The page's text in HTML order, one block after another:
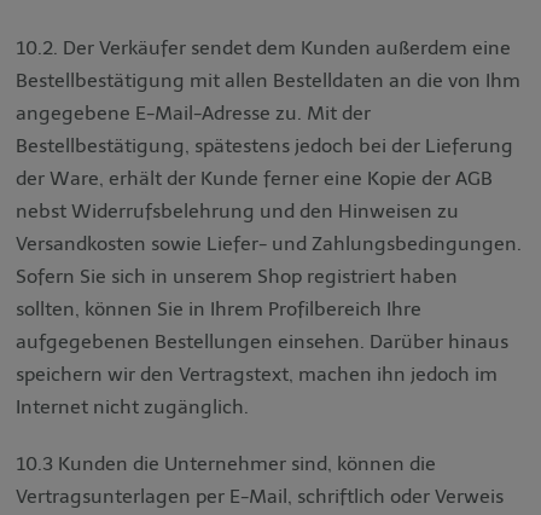
10.2. Der Verkäufer sendet dem Kunden außerdem eine
Bestellbestätigung mit allen Bestelldaten an die von Ihm
angegebene E-Mail-Adresse zu. Mit der
Bestellbestätigung, spätestens jedoch bei der Lieferung
der Ware, erhält der Kunde ferner eine Kopie der AGB
nebst Widerrufsbelehrung und den Hinweisen zu
Versandkosten sowie Liefer- und Zahlungsbedingungen.
Sofern Sie sich in unserem Shop registriert haben
sollten, können Sie in Ihrem Profilbereich Ihre
aufgegebenen Bestellungen einsehen. Darüber hinaus
speichern wir den Vertragstext, machen ihn jedoch im
Internet nicht zugänglich.
10.3 Kunden die Unternehmer sind, können die
Vertragsunterlagen per E-Mail, schriftlich oder Verweis